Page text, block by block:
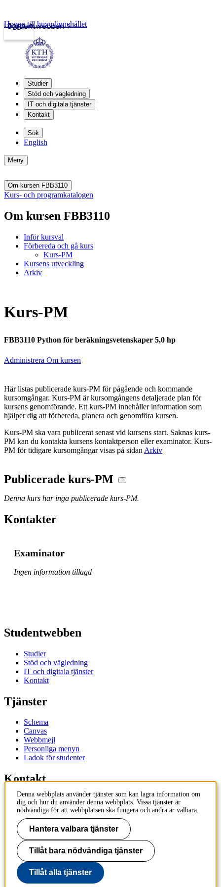
Studentwebben
Logga in
Hoppa till huvudinnehållet
Studier
Stöd och vägledning
IT och digitala tjänster
Kontakt
Sök
English
Meny
Om kursen FBB3110
Kurs- och programkatalogen
Om kursen FBB3110
Inför kursval
Förbereda och gå kurs
Kurs-PM
Kursens utveckling
Arkiv
Kurs-PM
FBB3110 Python för beräkningsvetenskaper 5,0 hp
Administrera Om kursen
Här listas publicerade kurs-PM för pågående och kommande
kursomgångar. Kurs-PM är kursomgångens detaljerade plan för
kursens genomförande. Ett kurs-PM innehåller information som
hjälper dig att förbereda, planera och genomföra kursen.
Kurs-PM ska vara publicerat senast vid kursens start. Saknas kurs-
PM kan du kontakta kursens kontaktperson eller examinator. Kurs-
PM för tidigare kursomgångar visas på sidan Arkiv
Publicerade kurs-PM
Denna kurs har inga publicerade kurs-PM.
Kontakter
Examinator
Ingen information tillagd
Studentwebben
Studier
Stöd och vägledning
IT och digitala tjänster
Kontakt
Tjänster
Schema
Canvas
Webbmejl
Personliga menyn
Ladok för studenter
Kontakt
Kontakta utbildningsprogram
Kontakta kurs
IT-support
KTH Entré
KTH
100 44 Stockholm
+46 8 790 60 00
info@kth.se
Denna webbplats använder tjänster som kan lagra information om
dig och hur du använder denna webbplats. Vissa tjänster är
nödvändiga för att webbplatsen ska fungera och andra är valbara.
Hantera valbara tjänster
Tillåt bara nödvändiga tjänster
Tillåt alla tjänster